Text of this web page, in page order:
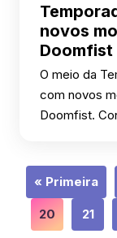
novos
O meio da
com novos
Doomfist.
« Primeira
20 21